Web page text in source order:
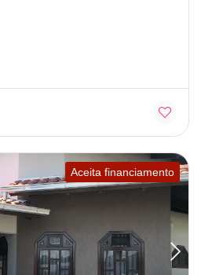
Aceita financiamento